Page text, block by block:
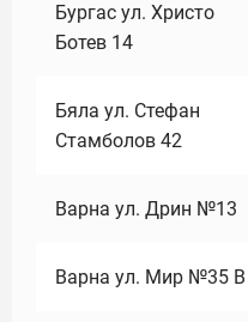
Бургас ул. Христо
Ботев 14
Бяла ул. Стефан
Стамболов 42
Варна ул. Дрин №13
Варна ул. Мир №35 В